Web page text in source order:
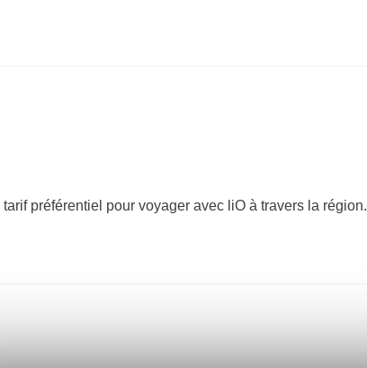
préférentiel pour voyager avec liO à travers la région.